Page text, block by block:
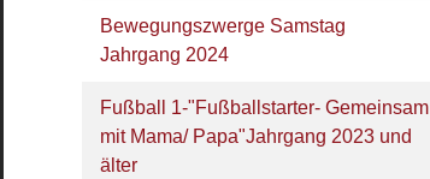
Bewegungszwerge Samstag
Jahrgang 2024
Fußball 1-"Fußballstarter- Gemeinsam
mit Mama/ Papa"Jahrgang 2023 und
älter